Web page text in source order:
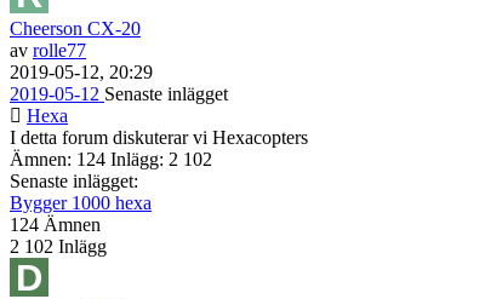
Cheerson CX-20
av rolle77
2019-05-12, 20:29
2019-05-12 Senaste inlägget
Hexa
I detta forum diskuterar vi Hexacopters
Ämnen: 124 Inlägg: 2 102
Senaste inlägget:
Bygger 1000 hexa
124 Ämnen
2 102 Inlägg